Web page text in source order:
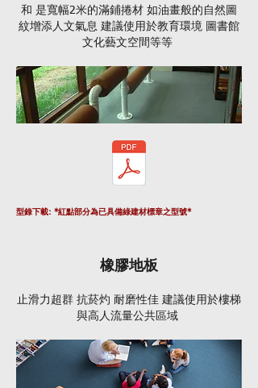
和 是寬幅2米的滿鋪捲材 如油畫般的自然圖
紋增添人文氣息 建議使用於教育環境 圖書館
文化藝文空間等等
型錄下載: *紅點部分為已具備綠建材標章之型號*
橡膠地板
止滑力超群 抗菸灼 耐磨性佳 建議使用於樓梯
與高人流量公共區域